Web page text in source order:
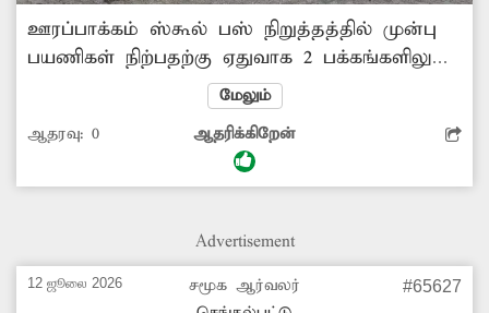
ஊரப்பாக்கம் ஸ்கூல் பஸ் நிறுத்தத்தில் முன்பு
பயணிகள் நிற்பதற்கு ஏதுவாக 2 பக்கங்களிலும்
நிழற்குடைகள் அமைக்கப்பட்டு இருந்தன.
ஆனால் இப்போது அது இல்லை. மேலும்
கிளாம்பாக்கம் பஸ் நிலையத்தில் இருந்து
வெளிவந்து ஊரப்பாக்கம் சிக்னலை கடந்து
நிறுத்தத்தில் நிற்பது கிடையாது. செங்கல்பட்டில்
பஸ்களில் மட்டுமே ஊரப்பாக்கம் ஸ்கூல் பஸ்
மேலும்
ஆதரவு: 0 ஆதரிக்கிறேன்
Advertisement
12 ஜூலை 2026
சமூக ஆர்வலர்
#65627